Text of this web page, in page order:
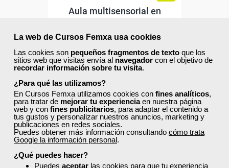
La web de Cursos Femxa usa cookies
Las cookies son pequeños fragmentos de texto que los
sitios web que visitas envía al navegador con el objetivo de
recordar información sobre tu visita.
¿Para qué las utilizamos?
En Cursos Femxa utilizamos cookies con fines analíticos,
para tratar de mejorar tu experienciaen nuestra página
web y con fines publicitarios, para adaptar el contenido a
tus gustos y personalizar nuestros anuncios, marketing y
publicaciones en redes sociales.
Puedes obtener más información consultando cómo trata
Google la información personal.
¿Qué puedes hacer?
Puedes aceptar las cookies para que tu experiencia
Aula multisensorial en
Curso Gratuito
25 horas
Ver curso
0 2